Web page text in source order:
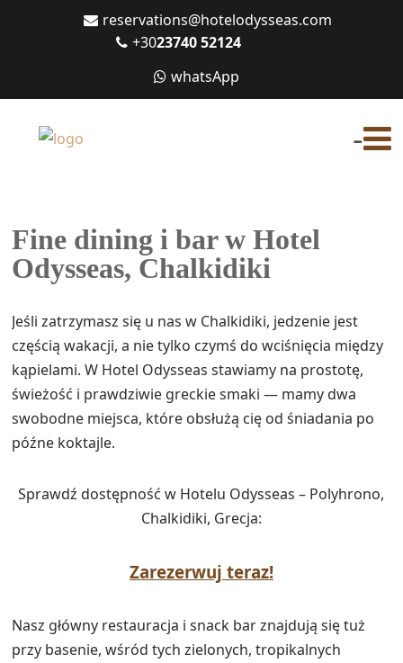
reservations@hotelodysseas.com
+3023740 52124
whatsApp
-
Fine dining i bar w Hotel
Odysseas, Chalkidiki
Jeśli zatrzymasz się u nas w Chalkidiki, jedzenie jest
częścią wakacji, a nie tylko czymś do wciśnięcia między
kąpielami. W Hotel Odysseas stawiamy na prostotę,
świeżość i prawdziwie greckie smaki — mamy dwa
swobodne miejsca, które obsłużą cię od śniadania po
późne koktajle.
Sprawdź dostępność w Hotelu Odysseas – Polyhrono,
Chalkidiki, Grecja:
Zarezerwuj teraz!
Nasz główny restauracja i snack bar znajdują się tuż
przy basenie, wśród tych zielonych, tropikalnych